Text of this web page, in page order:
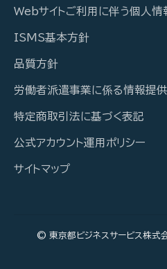
Webサイトご利用に伴う個人
ISMS基本方針
品質方針
労働者派遣事業に係る情報提供
特定商取引法に基づく表記
公式アカウント運用ポリシー
サイトマップ
© 東京都ビジネスサービス株